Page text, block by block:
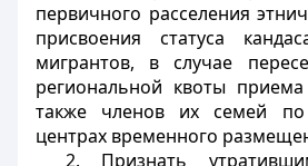
первичного расселения
присвоения статуса
мигрантов, в случае
региональной квоты
также членов их семей
центрах временного
2. Признать